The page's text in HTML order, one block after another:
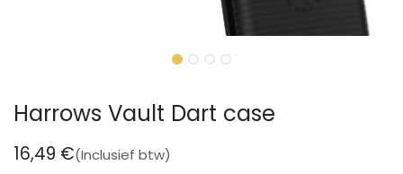
Harrows Vault Dart case
16,49 €(Inclusief btw)